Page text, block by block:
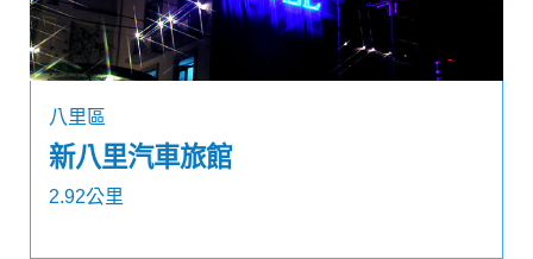
八里區
新八里汽車旅館
2.92公里